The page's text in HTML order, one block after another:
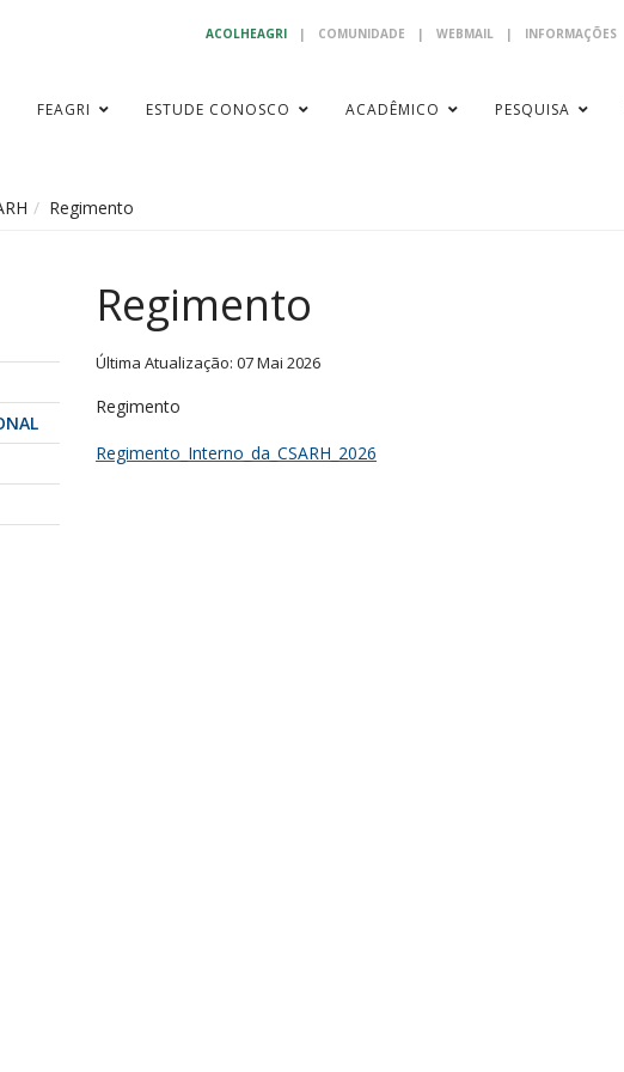
ACOLHEAGRI | COMUNIDADE | WEBMAIL | INFORMAÇÕES
FEAGRI ESTUDE CONOSCO ACADÊMICO PESQUISA
Regimento
Regimento
Última Atualização: 07 Mai 2026
Regimento
Regimento_Interno_da_CSARH_2026